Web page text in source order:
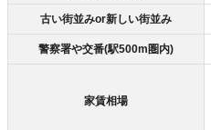
古い街並みor新しい街並み
警察署や交番(駅500m圏内)
家賃相場